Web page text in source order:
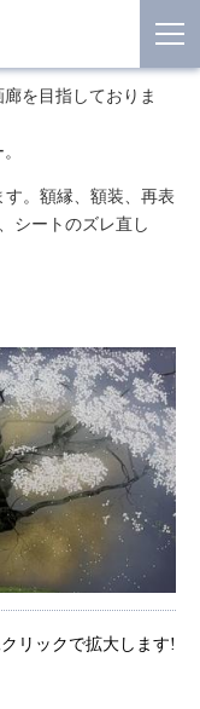
を目指しておりま
。額縁、額装、再表
シートのズレ直し
リックで拡大します!